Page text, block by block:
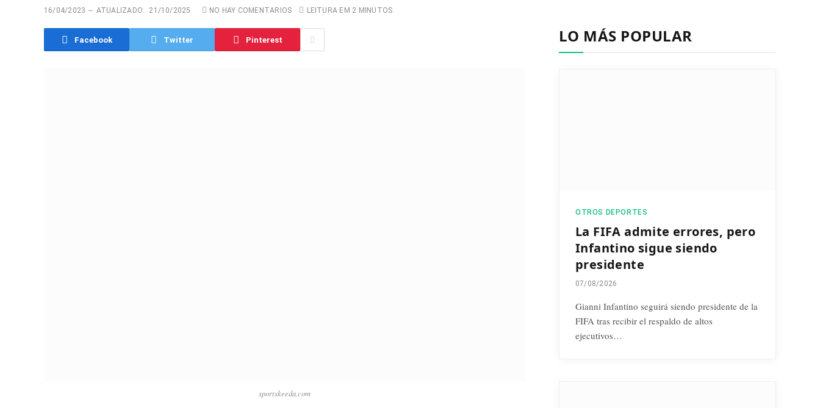
16/04/2023 ATUALIZADO: 21/10/2025 NO HAY COMENTARIOS LEITURA EM 2 MINUTOS
Facebook Twitter Pinterest
sportskeeda.com
LO MÁS POPULAR
OTROS DEPORTES
La FIFA admite errores, pero
Infantino sigue siendo
presidente
07/08/2026
Gianni Infantino seguirá siendo presidente de la
FIFA tras recibir el respaldo de altos
ejecutivos…